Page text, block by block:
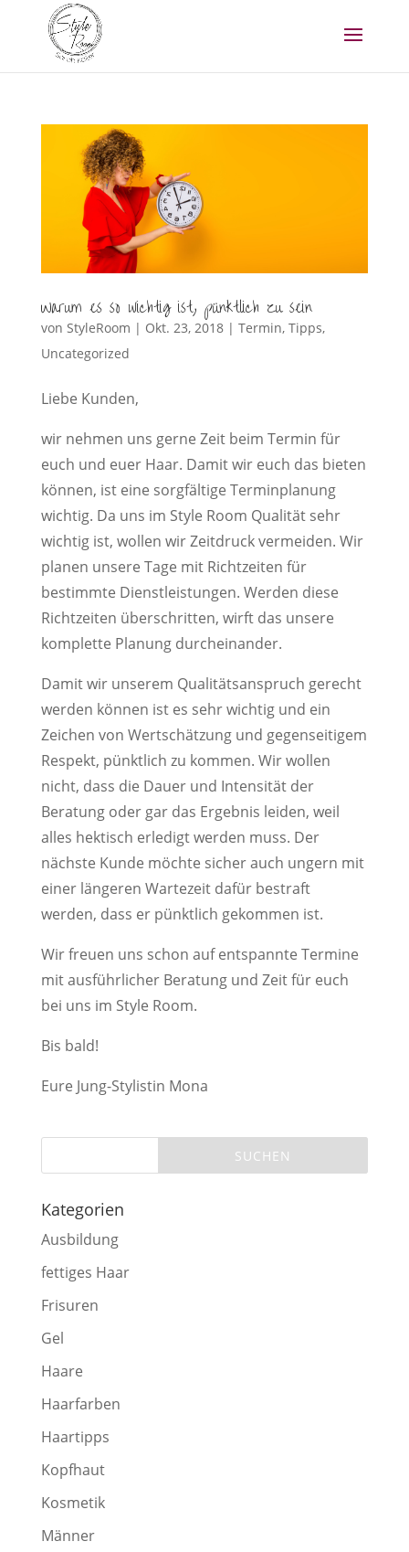
Warum es so wichtig ist, pünktlich zu sein
von StyleRoom | Okt. 23, 2018| Termin, Tipps,
Uncategorized
Liebe Kunden,
wir nehmen uns gerne Zeit beim Termin für
euch und euer Haar. Damit wir euch das bieten
können, ist eine sorgfältige Terminplanung
wichtig. Da uns im Style Room Qualität sehr
wichtig ist, wollen wir Zeitdruck vermeiden. Wir
planen unsere Tage mit Richtzeiten für
bestimmte Dienstleistungen. Werden diese
Richtzeiten überschritten, wirft das unsere
komplette Planung durcheinander.
Damit wir unserem Qualitätsanspruch gerecht
werden können ist es sehr wichtig und ein
Zeichen von Wertschätzung und gegenseitigem
Respekt, pünktlich zu kommen. Wir wollen
nicht, dass die Dauer und Intensität der
Beratung oder gar das Ergebnis leiden, weil
alles hektisch erledigt werden muss. Der
nächste Kunde möchte sicher auch ungern mit
einer längeren Wartezeit dafür bestraft
werden, dass er pünktlich gekommen ist.
Wir freuen uns schon auf entspannte Termine
mit ausführlicher Beratung und Zeit für euch
bei uns im Style Room.
Bis bald!
Eure Jung-Stylistin Mona
Kategorien
Ausbildung
fettiges Haar
Frisuren
Gel
Haare
Haarfarben
Haartipps
Kopfhaut
Kosmetik
Männer